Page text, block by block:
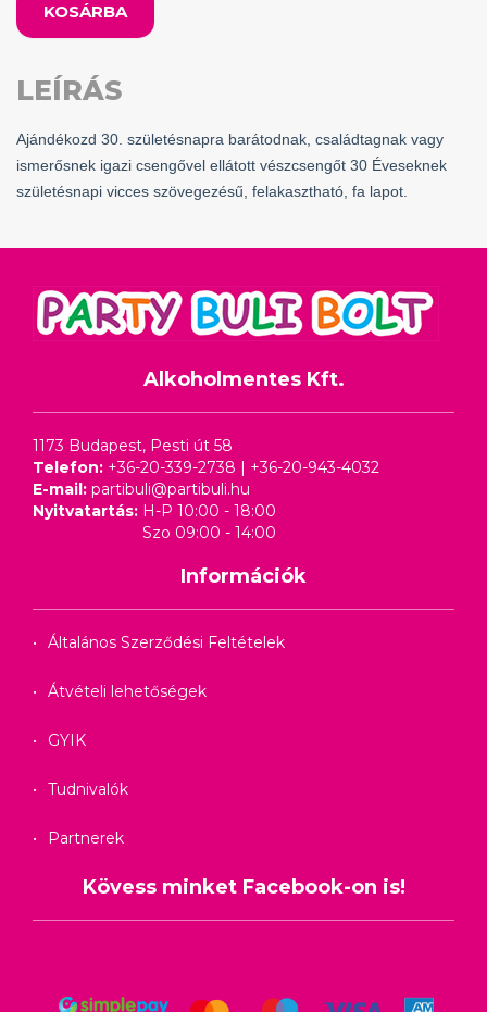
KOSÁRBA
LEÍRÁS
Ajándékozd 30. születésnapra barátodnak, családtagnak vagy
ismerősnek igazi csengővel ellátott vészcsengőt 30 Éveseknek
születésnapi vicces szövegezésű, felakasztható, fa lapot.
Alkoholmentes Kft.
1173 Budapest, Pesti út 58
Telefon: +36-20-339-2738 | +36-20-943-4032
E-mail: partibuli@partibuli.hu
Nyitvatartás: H-P 10:00 - 18:00
Szo 09:00 - 14:00
Információk
Általános Szerződési Feltételek
Átvételi lehetőségek
GYIK
Tudnivalók
Partnerek
Kövess minket Facebook-on is!